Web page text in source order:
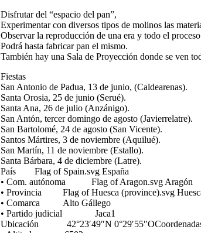
Disfrutar del “espacio del pan”,
Experimentar con diversos tipos de molinos las
Observar la reproducción de una era y todo el
Podrá hasta fabricar pan el mismo.
También hay una Sala de Proyección donde se ven
Fiestas
San Antonio de Padua, 13 de junio, (Caldearenas).
Santa Orosia, 25 de junio (Serué).
Santa Ana, 26 de julio (Anzánigo).
San Antón, tercer domingo de agosto (Javierrelatre).
San Bartolomé, 24 de agosto (San Vicente).
Santos Mártires, 3 de noviembre (Aquilué).
San Martín, 11 de noviembre (Estallo).
Santa Bárbara, 4 de diciembre (Latre).
País Flag of Spain.svg España
• Com. autónoma Flag of Aragon.svg Aragón
• Provincia Flag of Huesca (province).svg
• Comarca Alto Gállego
• Partido judicial Jaca1​
Ubicación 42°23′49″N 0°29′55″OCoordenadas: